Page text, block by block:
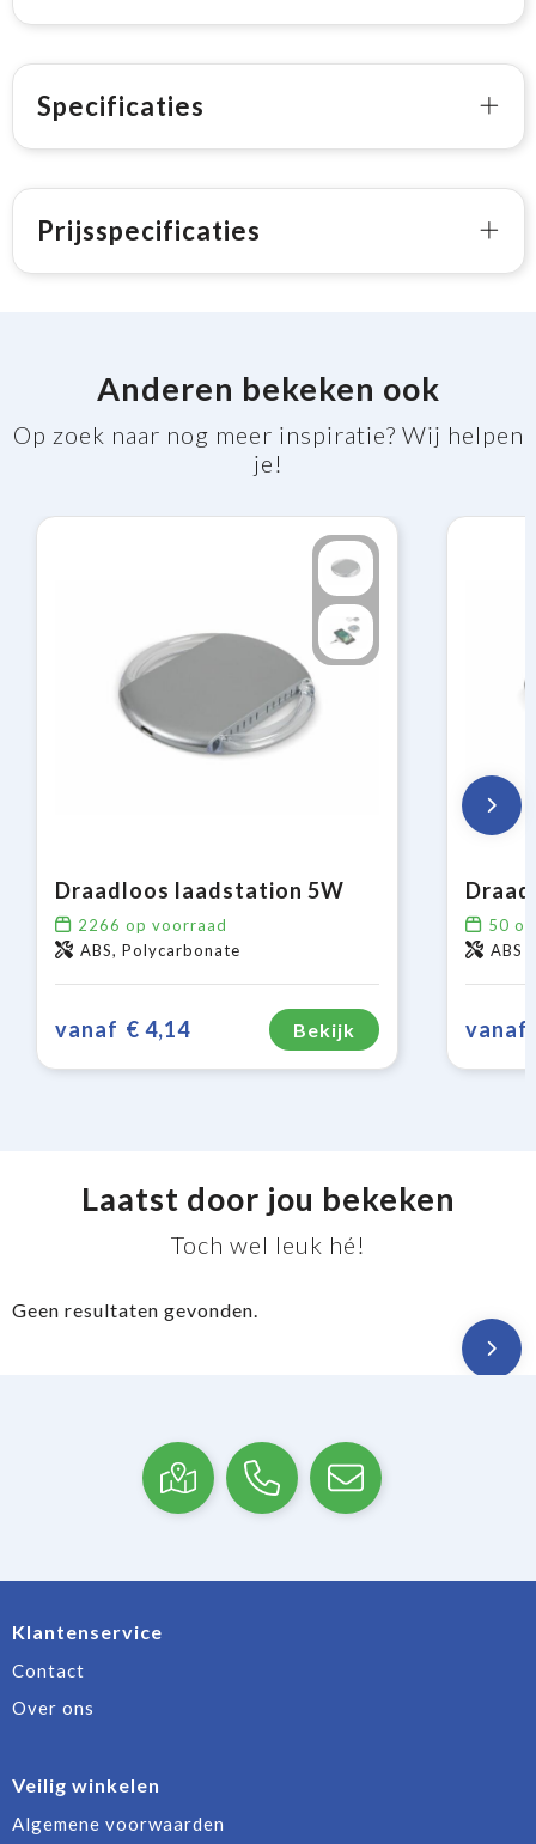
Specificaties
Prijsspecificaties
Anderen bekeken ook
Op zoek naar nog meer inspiratie? Wij helpen
je!
Draadloos laadstation 5W
2266 op voorraad
ABS, Polycarbonate
vanaf € 4,14 Bekijk
50
ABS
vanaf
Laatst door jou bekeken
Toch wel leuk hé!
Geen resultaten gevonden.
Klantenservice
Contact
Over ons
Veilig winkelen
Algemene voorwaarden